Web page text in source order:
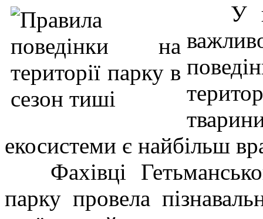
У
екосистеми є найбільш
Фахівці
парку провела